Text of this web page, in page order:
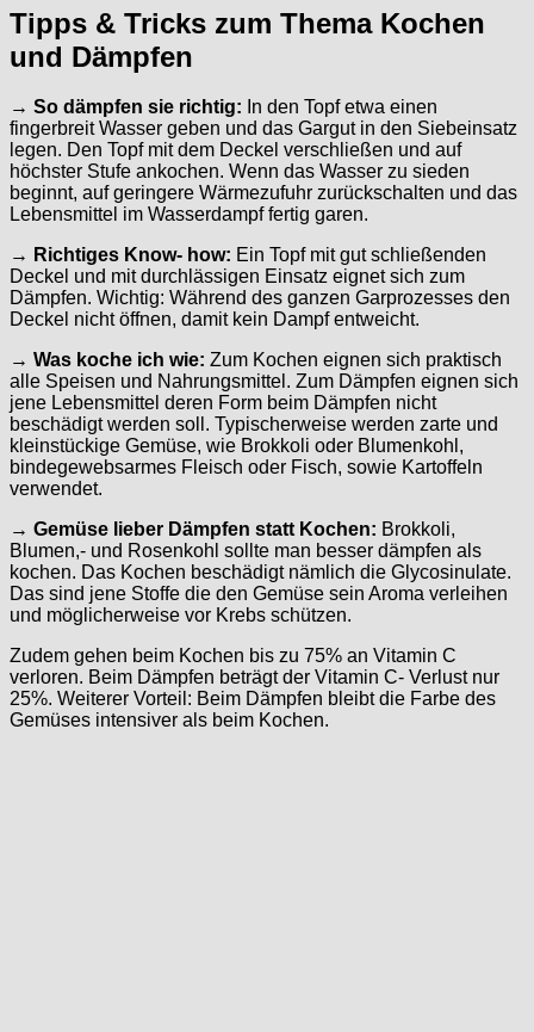
Tipps & Tricks zum Thema Kochen
und Dämpfen
→ So dämpfen sie richtig: In den Topf etwa einen
fingerbreit Wasser geben und das Gargut in den Siebeinsatz
legen. Den Topf mit dem Deckel verschließen und auf
höchster Stufe ankochen. Wenn das Wasser zu sieden
beginnt, auf geringere Wärmezufuhr zurückschalten und das
Lebensmittel im Wasserdampf fertig garen.
→ Richtiges Know- how: Ein Topf mit gut schließenden
Deckel und mit durchlässigen Einsatz eignet sich zum
Dämpfen. Wichtig: Während des ganzen Garprozesses den
Deckel nicht öffnen, damit kein Dampf entweicht.
→ Was koche ich wie: Zum Kochen eignen sich praktisch
alle Speisen und Nahrungsmittel. Zum Dämpfen eignen sich
jene Lebensmittel deren Form beim Dämpfen nicht
beschädigt werden soll. Typischerweise werden zarte und
kleinstückige Gemüse, wie Brokkoli oder Blumenkohl,
bindegewebsarmes Fleisch oder Fisch, sowie Kartoffeln
verwendet.
→ Gemüse lieber Dämpfen statt Kochen: Brokkoli,
Blumen,- und Rosenkohl sollte man besser dämpfen als
kochen. Das Kochen beschädigt nämlich die Glycosinulate.
Das sind jene Stoffe die den Gemüse sein Aroma verleihen
und möglicherweise vor Krebs schützen.
Zudem gehen beim Kochen bis zu 75% an Vitamin C
verloren. Beim Dämpfen beträgt der Vitamin C- Verlust nur
25%. Weiterer Vorteil: Beim Dämpfen bleibt die Farbe des
Gemüses intensiver als beim Kochen.